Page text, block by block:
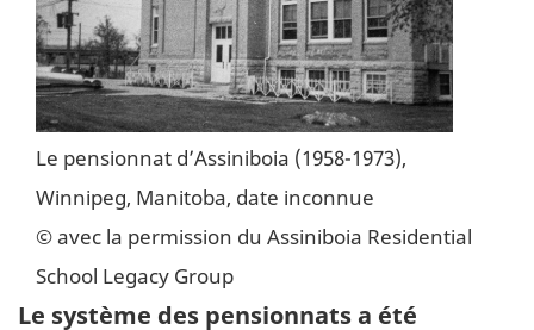
Le pensionnat d’Assiniboia (1958-1973),
Winnipeg, Manitoba, date inconnue
© avec la permission du Assiniboia Residential
School Legacy Group
Le système des pensionnats a été